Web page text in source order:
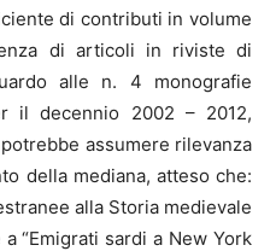
di contributi in volume
di articoli in riviste di
alle n. 4 monografie
il decennio 2002 – 2012,
assumere rilevanza
della mediana, atteso che:
alla Storia medievale
“Emigrati sardi a New York